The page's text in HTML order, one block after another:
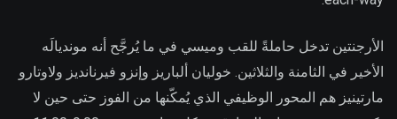
الأرجنتين تدخل حاملةً للقب وميسي في ما يُرجَّح أنه مونديالَه
الأخير في الثامنة والثلاثين. خوليان ألباريز وإنزو فيرنانديز ولاوتارو
مارتينيز هم المحور الوظيفي الذي يُمكّنها من الفوز حتى حين لا